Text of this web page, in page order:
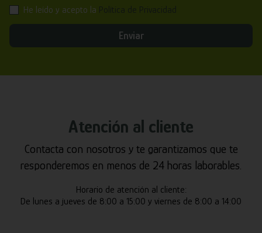
He leído y acepto la
Enviar
Atención al cliente
Contacta con nosotros y te garantizamos que te
responderemos en menos de 24 horas laborables.
Horario de atención al cliente:
De lunes a jueves de 8:00 a 15:00 y viernes de 8:00 a 14:00